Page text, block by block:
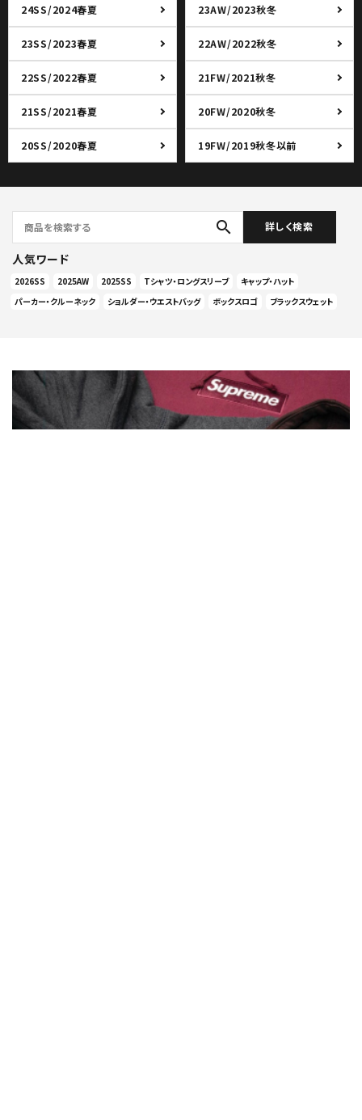
24SS/2024春夏 23AW/2023秋冬
23SS/2023春夏 22AW/2022秋冬
22SS/2022春夏 21FW/2021秋冬
21SS/2021春夏 20FW/2020秋冬
20SS/2020春夏 19FW/2019秋冬以前
search 詳しく検索
人気ワード
2026SS 2025AW 2025SS Tシャツ・ロングスリーブ
キャップ・ハット
パーカー・クルーネック
ショルダー・ウエストバッグ ボックスロゴ ブラックスウェット